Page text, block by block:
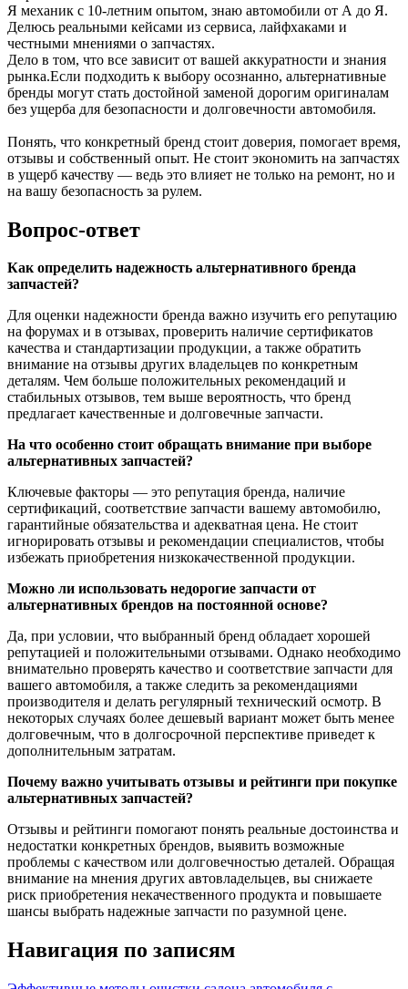
Я механик с 10-летним опытом, знаю автомобили от А до Я.
Делюсь реальными кейсами из сервиса, лайфхаками и
честными мнениями о запчастях.
Дело в том, что все зависит от вашей аккуратности и знания
рынка.Если подходить к выбору осознанно, альтернативные
бренды могут стать достойной заменой дорогим оригиналам
без ущерба для безопасности и долговечности автомобиля.
Понять, что конкретный бренд стоит доверия, помогает время,
отзывы и собственный опыт. Не стоит экономить на запчастях
в ущерб качеству — ведь это влияет не только на ремонт, но и
на вашу безопасность за рулем.
Вопрос-ответ
Как определить надежность альтернативного бренда
запчастей?
Для оценки надежности бренда важно изучить его репутацию
на форумах и в отзывах, проверить наличие сертификатов
качества и стандартизации продукции, а также обратить
внимание на отзывы других владельцев по конкретным
деталям. Чем больше положительных рекомендаций и
стабильных отзывов, тем выше вероятность, что бренд
предлагает качественные и долговечные запчасти.
На что особенно стоит обращать внимание при выборе
альтернативных запчастей?
Ключевые факторы — это репутация бренда, наличие
сертификаций, соответствие запчасти вашему автомобилю,
гарантийные обязательства и адекватная цена. Не стоит
игнорировать отзывы и рекомендации специалистов, чтобы
избежать приобретения низкокачественной продукции.
Можно ли использовать недорогие запчасти от
альтернативных брендов на постоянной основе?
Да, при условии, что выбранный бренд обладает хорошей
репутацией и положительными отзывами. Однако необходимо
внимательно проверять качество и соответствие запчасти для
вашего автомобиля, а также следить за рекомендациями
производителя и делать регулярный технический осмотр. В
некоторых случаях более дешевый вариант может быть менее
долговечным, что в долгосрочной перспективе приведет к
дополнительным затратам.
Почему важно учитывать отзывы и рейтинги при покупке
альтернативных запчастей?
Отзывы и рейтинги помогают понять реальные достоинства и
недостатки конкретных брендов, выявить возможные
проблемы с качеством или долговечностью деталей. Обращая
внимание на мнения других автовладельцев, вы снижаете
риск приобретения некачественного продукта и повышаете
шансы выбрать надежные запчасти по разумной цене.
Навигация по записям